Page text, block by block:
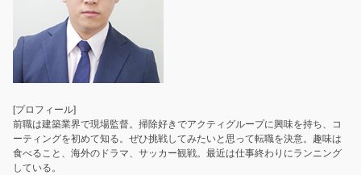
[プロフィール]
前職は建築業界で現場監督。掃除好きでアクティグループに興味を持ち、コ
ーティングを初めて知る。ぜひ挑戦してみたいと思って転職を決意。趣味は
食べること、海外のドラマ、サッカー観戦。最近は仕事終わりにランニング
している。